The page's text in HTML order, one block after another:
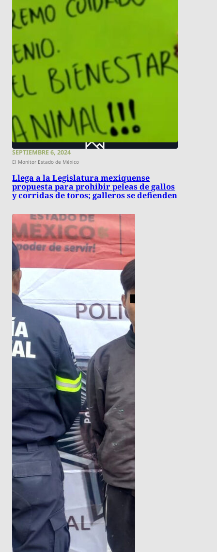
SEPTIEMBRE 6, 2024
El Monitor Estado de México
Llega a la Legislatura mexiquense
propuesta para prohibir peleas de gallos
y corridas de toros; galleros se defienden